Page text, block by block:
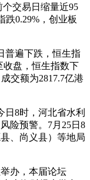
交易日缩量近95
跌0.29%，创业板
普遍下跌，恒生指
收盘，恒生指数下
交额为2817.7亿港
日8时，河北省水利
险预警。7月25日8
、尚义县）等地局
办，本届论坛